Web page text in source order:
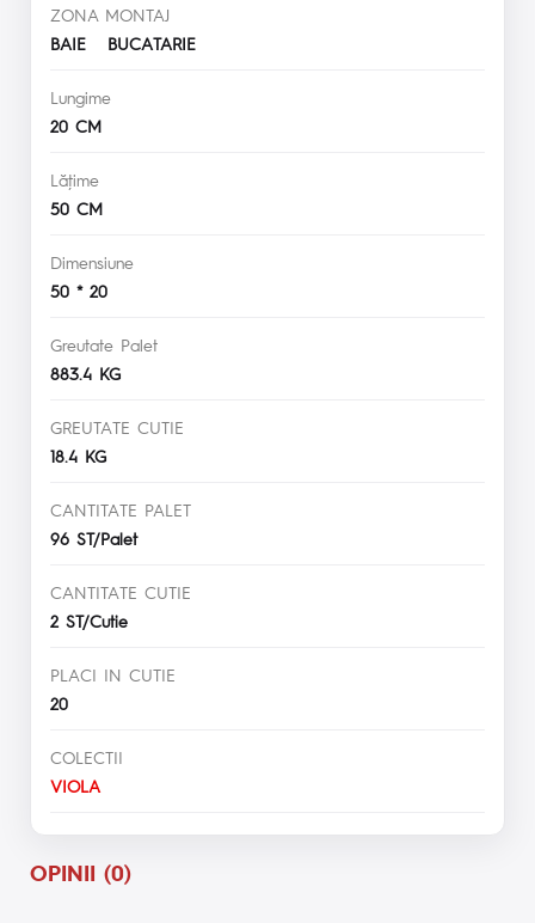
ZONA MONTAJ
BAIE BUCATARIE
Lungime
20 CM
Lăţime
50 CM
Dimensiune
50 * 20
Greutate Palet
883.4 KG
GREUTATE CUTIE
18.4 KG
CANTITATE PALET
96 ST/Palet
CANTITATE CUTIE
2 ST/Cutie
PLACI IN CUTIE
20
COLECTII
VIOLA
OPINII (0)